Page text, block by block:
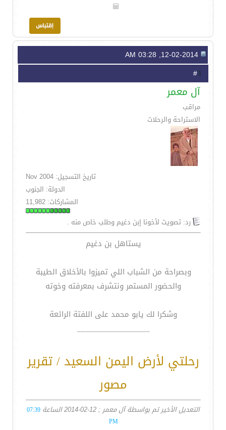
3
آل معمر
مراقب
الاستراحة والرحلات
تاريخ التسجيل: Nov 2004
الدولة: الجنوب
المشاركات: 11,982
رد: تصويت لأخونا إبن دغيم وطلب خاص منه .
يستاهل بن دغيم
وبصراحة من الشباب اللي تميزوا بالأخلاق الطيبة
والحضور المستمر ونتشرف بمعرفته وخوته
وشكرا لك يابو محمد على اللفتة الرائعة
__________________
رحلتي لأرض اليمن السعيد / تقرير
مصور
التعديل الأخير تم بواسطة آل معمر ; 12-02-2014 الساعة
07:39
PM